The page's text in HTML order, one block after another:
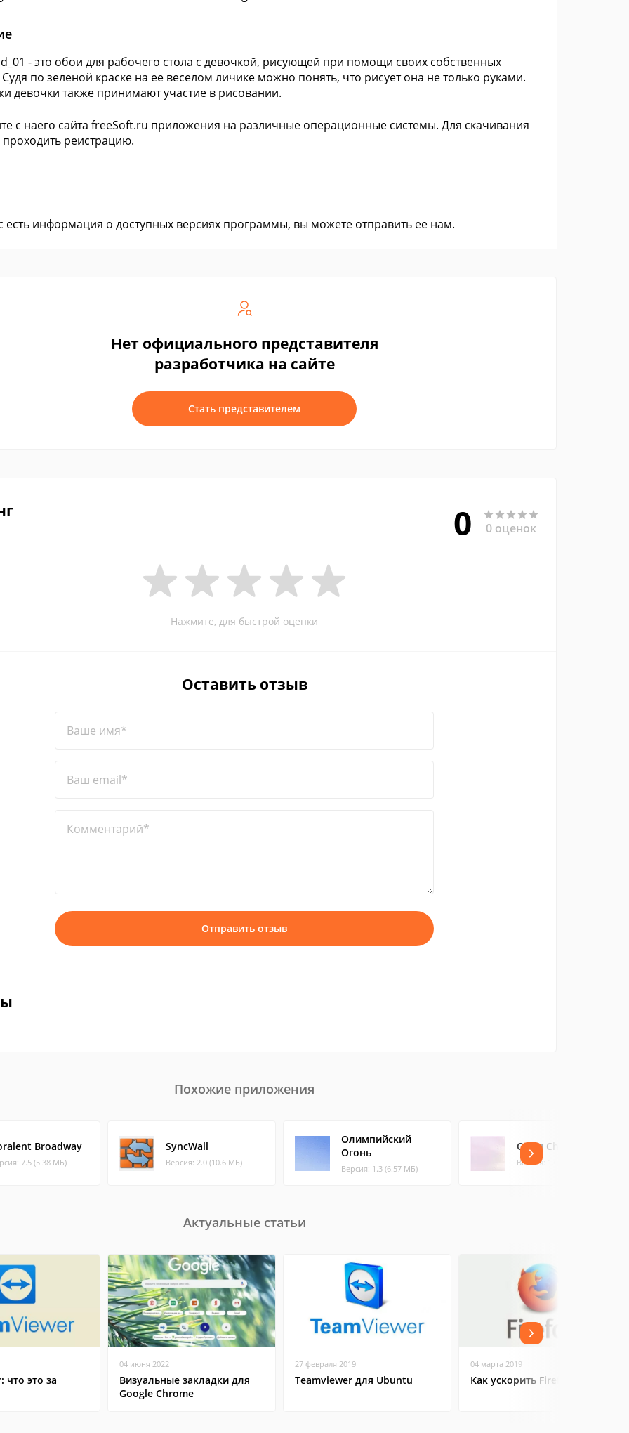
- это обои для рабочего стола с девочкой, рисующей при помощи своих собственных
по зеленой краске на ее веселом личике можно понять, что рисует она не только руками.
девочки также принимают участие в рисовании.
с наего сайта freeSoft.ru приложения на различные операционные системы. Для скачивания
реистрацию.
есть информация о доступных версиях программы, вы можете отправить ее нам.
Нет официального представителя
разработчика на сайте
Стать представителем
0 0 оценок
Нажмите, для быстрой оценки
Оставить отзыв
Ваше имя*
Ваш email*
Комментарий*
Отправить отзыв
Похожие приложения
Broadway
7.5 (5.38 МБ)
SyncWall
Версия: 2.0 (10.6 МБ)
Олимпийский
Огонь
Версия: 1.3 (6.57 МБ)
Обои Child_02
Версия: 1.0 (4.98 МБ)
Актуальные статьи
что это за
04 июня 2022
Визуальные закладки для
Google Chrome
27 февраля 2019
Teamviewer для Ubuntu
04 марта 2019
Как ускорить Firefox